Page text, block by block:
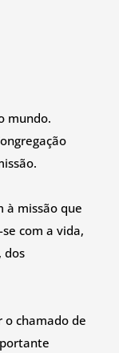
mundo.
à missão que
com a vida,
dos
o chamado de